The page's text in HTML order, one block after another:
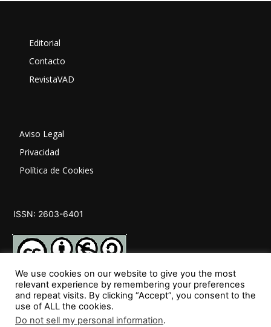
Editorial
Contacto
RevistaVAD
Aviso Legal
Privacidad
Política de Cookies
ISSN: 2603-6401
SÍGUENOS
We use cookies on our website to give you the most
relevant experience by remembering your preferences
and repeat visits. By clicking “Accept”, you consent to the
use of ALL the cookies.
Do not sell my personal information.